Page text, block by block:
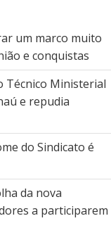
um marco muito
e conquistas
Técnico Ministerial
e repudia
do Sindicato é
da nova
a participarem